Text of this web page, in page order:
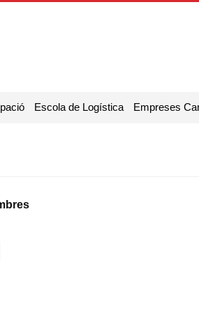
Escola de Logística Empreses